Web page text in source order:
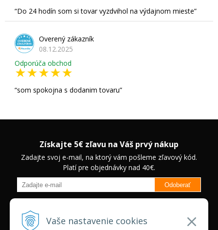
Vaše nastavenie cookies
Do 24 hodín som si tovar vyzdvihol na výdajnom mieste
Overený zákazník
08.12.2025
Odporúča obchod
som spokojna s dodanim tovaru
Získajte 5€ zľavu na Váš prvý nákup
Zadajte svoj e-mail, na ktorý vám pošleme zľavový kód.
Platí pre objednávky nad 40€.
Odoberať
zľavách na vybrané produkty.
Neplatí pre Veľkoobchodných
zákazníkov.